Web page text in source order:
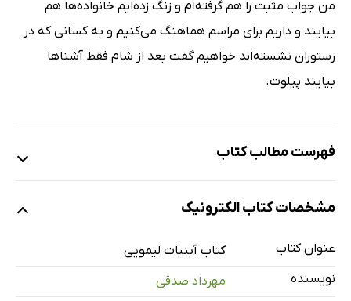
من جواب مثبت را هم گرفته‌ام و زنگ زده‌ایم خانواده‌ها هم
بیایند و داریم برای مراسم هماهنگ می‌کنیم و به کسانی که در
رستوران نشسته‌اند خواهیم گفت بعد از شام فقط آشناها
بیایند پیلوت.
فهرست مطالب کتاب
عروس هلندی
مشخصات کتاب الکترونیک
عنوان کتاب
کتاب آبنبات لیمویی
نویسنده
مهرداد صدقی